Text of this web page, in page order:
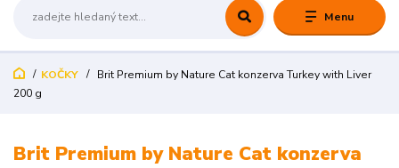
Menu
KOČKY
Brit Premium by Nature Cat konzerva Turkey with Liver
200 g
Brit Premium by Nature Cat konzerva